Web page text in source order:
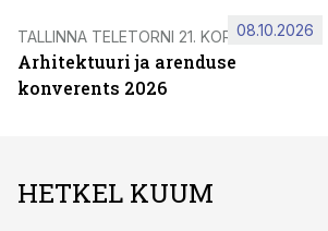
TALLINNA TELETORNI 21. KORRUSEL
Arhitektuuri ja arenduse
konverents 2026
08.10.2026
HETKEL KUUM